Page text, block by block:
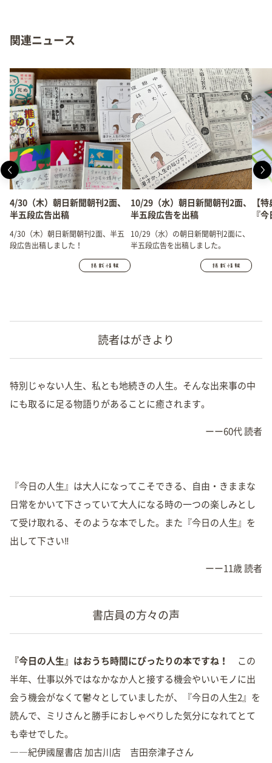
関連ニュース
4/30（木）朝日新聞朝刊2面、
半五段広告出稿
4/30（木）朝日新聞朝刊2面、半五
段広告出稿しました！
10/29（水）朝日新聞朝刊2面、
半五段広告を出稿
10/29（水）の朝日新聞朝刊2面に、
半五段広告を出稿しました。
【
『
読者はがきより
特別じゃない人生、私とも地続きの人生。そんな出来事の中
にも取るに足る物語りがあることに癒されます。
ーー60代 読者
『今日の人生』は大人になってこそできる、自由・きままな
日常をかいて下さっていて大人になる時の一つの楽しみとし
て受け取れる、そのような本でした。また『今日の人生』を
出して下さい‼︎
ーー11歳 読者
書店員の方々の声
『今日の人生』はおうち時間にぴったりの本ですね！
この
半年、仕事以外ではなかなか人と接する機会やいいモノに出
会う機会がなくて鬱々としていましたが、『今日の人生2』を
読んで、ミリさんと勝手におしゃべりした気分になれてとて
も幸せでした。
――紀伊國屋書店 加古川店 吉田奈津子さん